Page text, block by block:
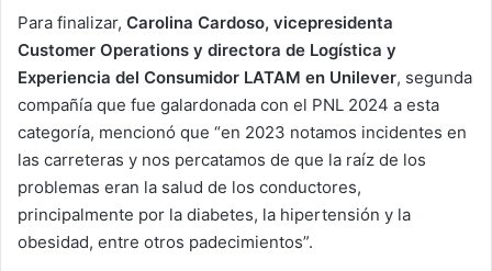
Para finalizar, Carolina Cardoso, vicepresidenta
Customer Operations y directora de Logística y
Experiencia del Consumidor LATAM en Unilever, segunda
compañía que fue galardonada con el PNL 2024 a esta
categoría, mencionó que “en 2023 notamos incidentes en
las carreteras y nos percatamos de que la raíz de los
problemas eran la salud de los conductores,
principalmente por la diabetes, la hipertensión y la
obesidad, entre otros padecimientos”.